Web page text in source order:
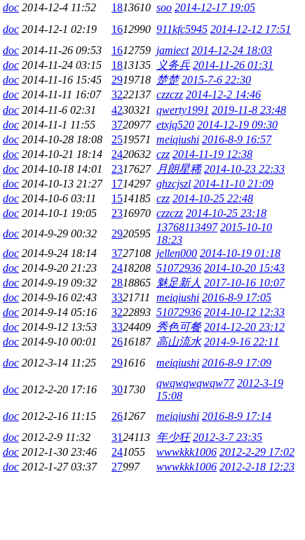
doc 2014-12-4 11:52 1813610 soo 2014-12-17 19:05
doc 2014-12-1 02:19 1612990 911kfc5945 2014-12-12 17:51
doc 2014-11-26 09:53 1612759 jamiect 2014-12-24 18:03
doc 2014-11-24 03:15 1813135 义务兵 2014-11-26 01:31
doc 2014-11-16 15:45 2919718 楚楚 2015-7-6 22:30
doc 2014-11-11 16:07 3222137 czzczz 2014-12-2 14:46
doc 2014-11-6 02:31 4230321 qwerty1991 2019-11-8 23:48
doc 2014-11-1 11:55 3720977 etxjq520 2014-12-19 09:30
doc 2014-10-28 18:08 2519571 meiqiushi 2016-8-9 16:57
doc 2014-10-21 18:14 2420632 czz 2014-11-19 12:38
doc 2014-10-18 14:01 2317627 月朗星稀 2014-10-23 22:33
doc 2014-10-13 21:27 1714297 ghzcjszl 2014-11-10 21:09
doc 2014-10-6 03:11 1514185 czz 2014-10-25 22:48
doc 2014-10-1 19:05 2316970 czzczz 2014-10-25 23:18
doc 2014-9-29 00:32 2920595
13768113497 2015-10-10
18:23
doc 2014-9-24 18:14 3727108 jellen000 2014-10-19 01:18
doc 2014-9-20 21:23 2418208 51072936 2014-10-20 15:43
doc 2014-9-19 09:32 2818865 魅足新人 2017-10-16 10:07
doc 2014-9-16 02:43 3321711 meiqiushi 2016-8-9 17:05
doc 2014-9-14 05:16 3222893 51072936 2014-10-12 12:33
doc 2014-9-12 13:53 3324409 秀色可餐 2014-12-20 23:12
doc 2014-9-10 00:01 2616187 高山流水 2014-9-16 22:11
doc 2012-3-14 11:25 291616 meiqiushi 2016-8-9 17:09
doc 2012-2-20 17:16 301730
qwqwqwqwqw77 2012-3-19
15:08
doc 2012-2-16 11:15 261267 meiqiushi 2016-8-9 17:14
doc 2012-2-9 11:32 3124113 年少狂 2012-3-7 23:35
doc 2012-1-30 23:46 241055 wwwkkk1006 2012-2-29 17:02
doc 2012-1-27 03:37 27997 wwwkkk1006 2012-2-18 12:23